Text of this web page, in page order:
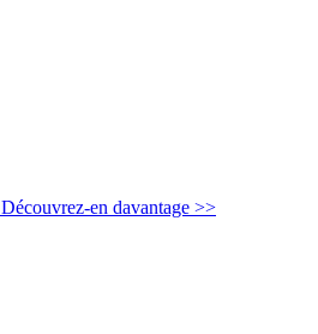
Découvrez-en davantage >>